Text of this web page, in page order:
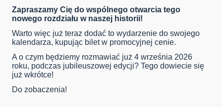
Zapraszamy Cię do wspólnego otwarcia tego
nowego rozdziału w naszej historii!
Warto więc już teraz dodać to wydarzenie do swojego
kalendarza, kupując bilet w promocyjnej cenie.
A o czym będziemy rozmawiać już 4 września 2026
roku, podczas jubileuszowej edycji? Tego dowiecie się
już wkrótce!
Do zobaczenia!